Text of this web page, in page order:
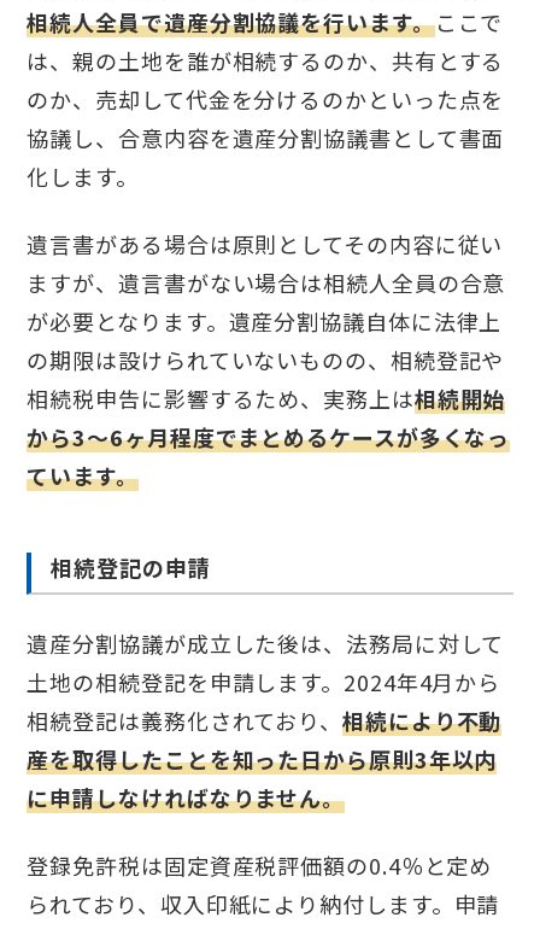
相続人全員で遺産分割協議を行います。ここで
は、親の土地を誰が相続するのか、共有とする
のか、売却して代金を分けるのかといった点を
協議し、合意内容を遺産分割協議書として書面
化します。
遺言書がある場合は原則としてその内容に従い
ますが、遺言書がない場合は相続人全員の合意
が必要となります。遺産分割協議自体に法律上
の期限は設けられていないものの、相続登記や
相続税申告に影響するため、実務上は相続開始
から3〜6ヶ月程度でまとめるケースが多くなっ
ています。
相続登記の申請
遺産分割協議が成立した後は、法務局に対して
土地の相続登記を申請します。2024年4月から
相続登記は義務化されており、相続により不動
産を取得したことを知った日から原則3年以内
に申請しなければなりません。
登録免許税は固定資産税評価額の0.4％と定め
られており、収入印紙により納付します。申請